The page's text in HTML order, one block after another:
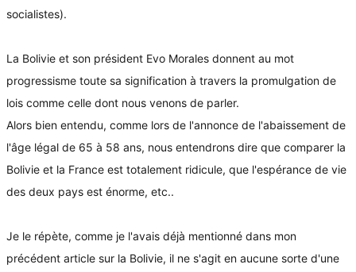
socialistes).
La Bolivie et son président Evo Morales donnent au mot
progressisme toute sa signification à travers la promulgation de
lois comme celle dont nous venons de parler.
Alors bien entendu, comme lors de l'annonce de l'abaissement de
l'âge légal de 65 à 58 ans, nous entendrons dire que comparer la
Bolivie et la France est totalement ridicule, que l'espérance de vie
des deux pays est énorme, etc..
Je le répète, comme je l'avais déjà mentionné dans mon
précédent article sur la Bolivie, il ne s'agit en aucune sorte d'une